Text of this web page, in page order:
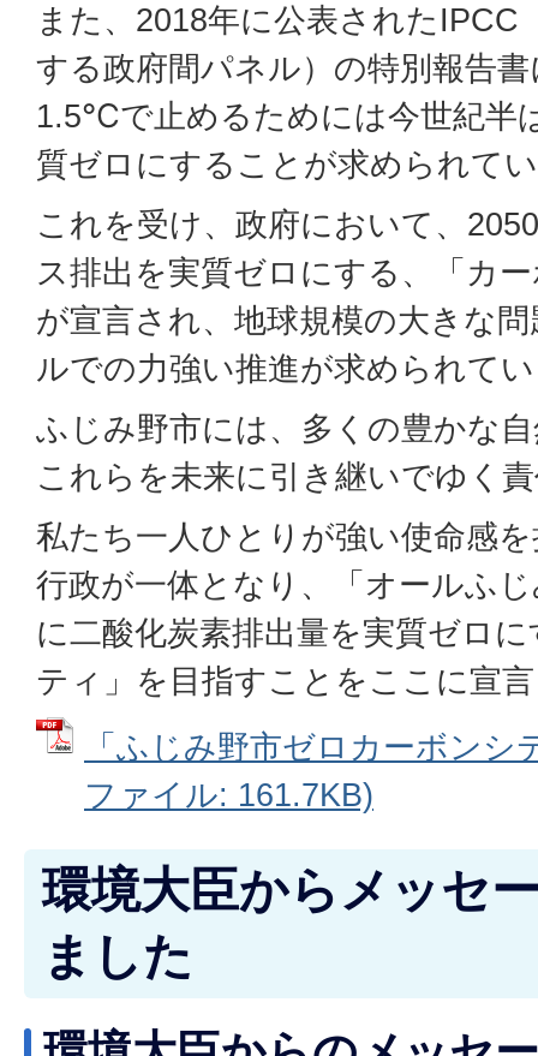
また、2018年に公表されたIPCC
する政府間パネル）の特別報告
1.5℃で止めるためには今世紀半
質ゼロにすることが求められて
これを受け、政府において、
ス排出を実質ゼロにする、「カ
が宣言され、地球規模の大きな
ルでの力強い推進が求められて
ふじみ野市には、多くの豊かな
これらを未来に引き継いでゆく
私たち一人ひとりが強い使命感
行政が一体となり、「オールふ
に二酸化炭素排出量を実質ゼロ
ティ」を目指すことをここに宣
「ふじみ野市ゼロカーボンシ
ファイル: 161.7KB)
環境大臣からメッセ
ました